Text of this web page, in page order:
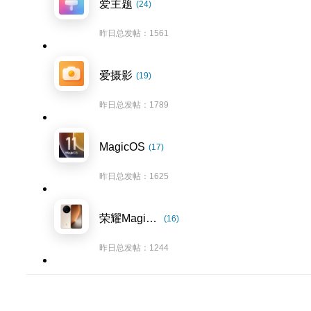
爱主题 (24)
昨日总发帖：1561
爱摄影 (19)
昨日总发帖：1789
MagicOS (17)
昨日总发帖：1625
荣耀Magic8系列 (16)
昨日总发帖：1244